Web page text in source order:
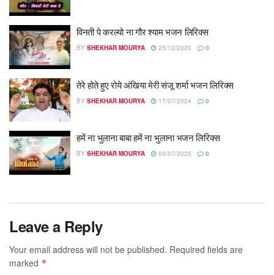
विनती पे करल्यो ना गौर श्याम भजन लिरिक्स
BY SHEKHAR MOURYA 25/12/2020 0
तेरे होते हुए रोये अंखिया मेरी संजू शर्मा भजन लिरिक्स
BY SHEKHAR MOURYA 17/07/2024 0
हमें ना भुलाना बाबा हमें ना भुलाना भजन लिरिक्स
BY SHEKHAR MOURYA 03/07/2025 0
Leave a Reply
Your email address will not be published. Required fields are
marked *